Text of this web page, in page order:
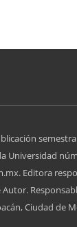
Universidad
Editora
Ciudad de